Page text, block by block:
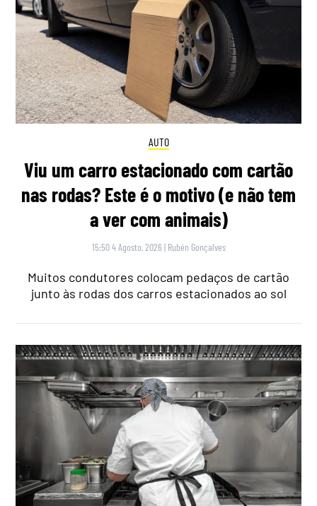
AUTO
Viu um carro estacionado com cartão
nas rodas? Este é o motivo (e não tem
a ver com animais)
15:50 4 Agosto, 2026 | Rubén Gonçalves
Muitos condutores colocam pedaços de cartão
junto às rodas dos carros estacionados ao sol